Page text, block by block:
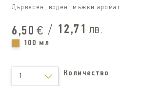
Дървесен, воден, мъжки аромат
6,50 € / 12,71 лв.
100 мл
1 Количество